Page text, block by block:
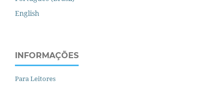
English
INFORMAÇÕES
Para Leitores